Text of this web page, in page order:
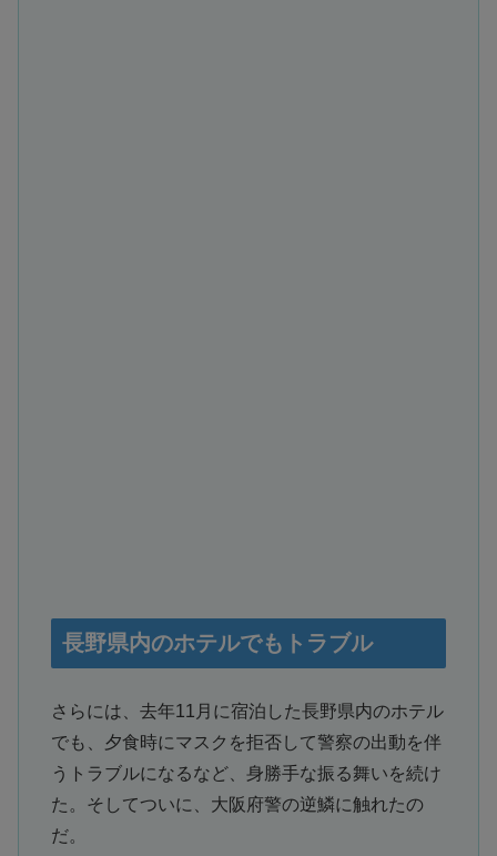
長野県内のホテルでもトラブル
さらには、去年11月に宿泊した長野県内のホテル
でも、夕食時にマスクを拒否して警察の出動を伴
うトラブルになるなど、身勝手な振る舞いを続け
た。そしてついに、大阪府警の逆鱗に触れたの
だ。